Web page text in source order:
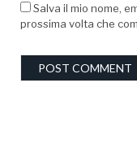
Salva il mio nome,
prossima volta che